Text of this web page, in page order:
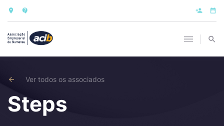
Ver todos os associados
Steps